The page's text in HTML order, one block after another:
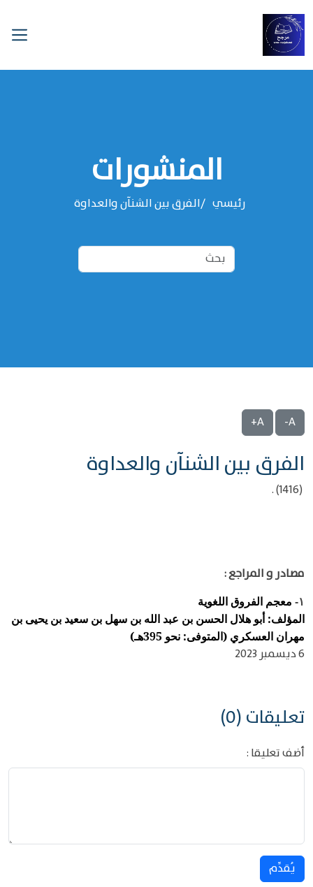
المنشورات
رئيسي الفرق بين الشنآن والعداوة
A-
A+
الفرق بين الشنآن والعداوة
(1416) .
مصادر و المراجع :
١-
معجم الفروق اللغوية
المؤلف: أبو هلال الحسن بن عبد الله بن سهل بن سعيد بن يحيى بن
مهران العسكري (المتوفى: نحو 395هـ)
6 ديسمبر 2023
تعليقات (0)
أضف تعليقا :
يُقدِّم